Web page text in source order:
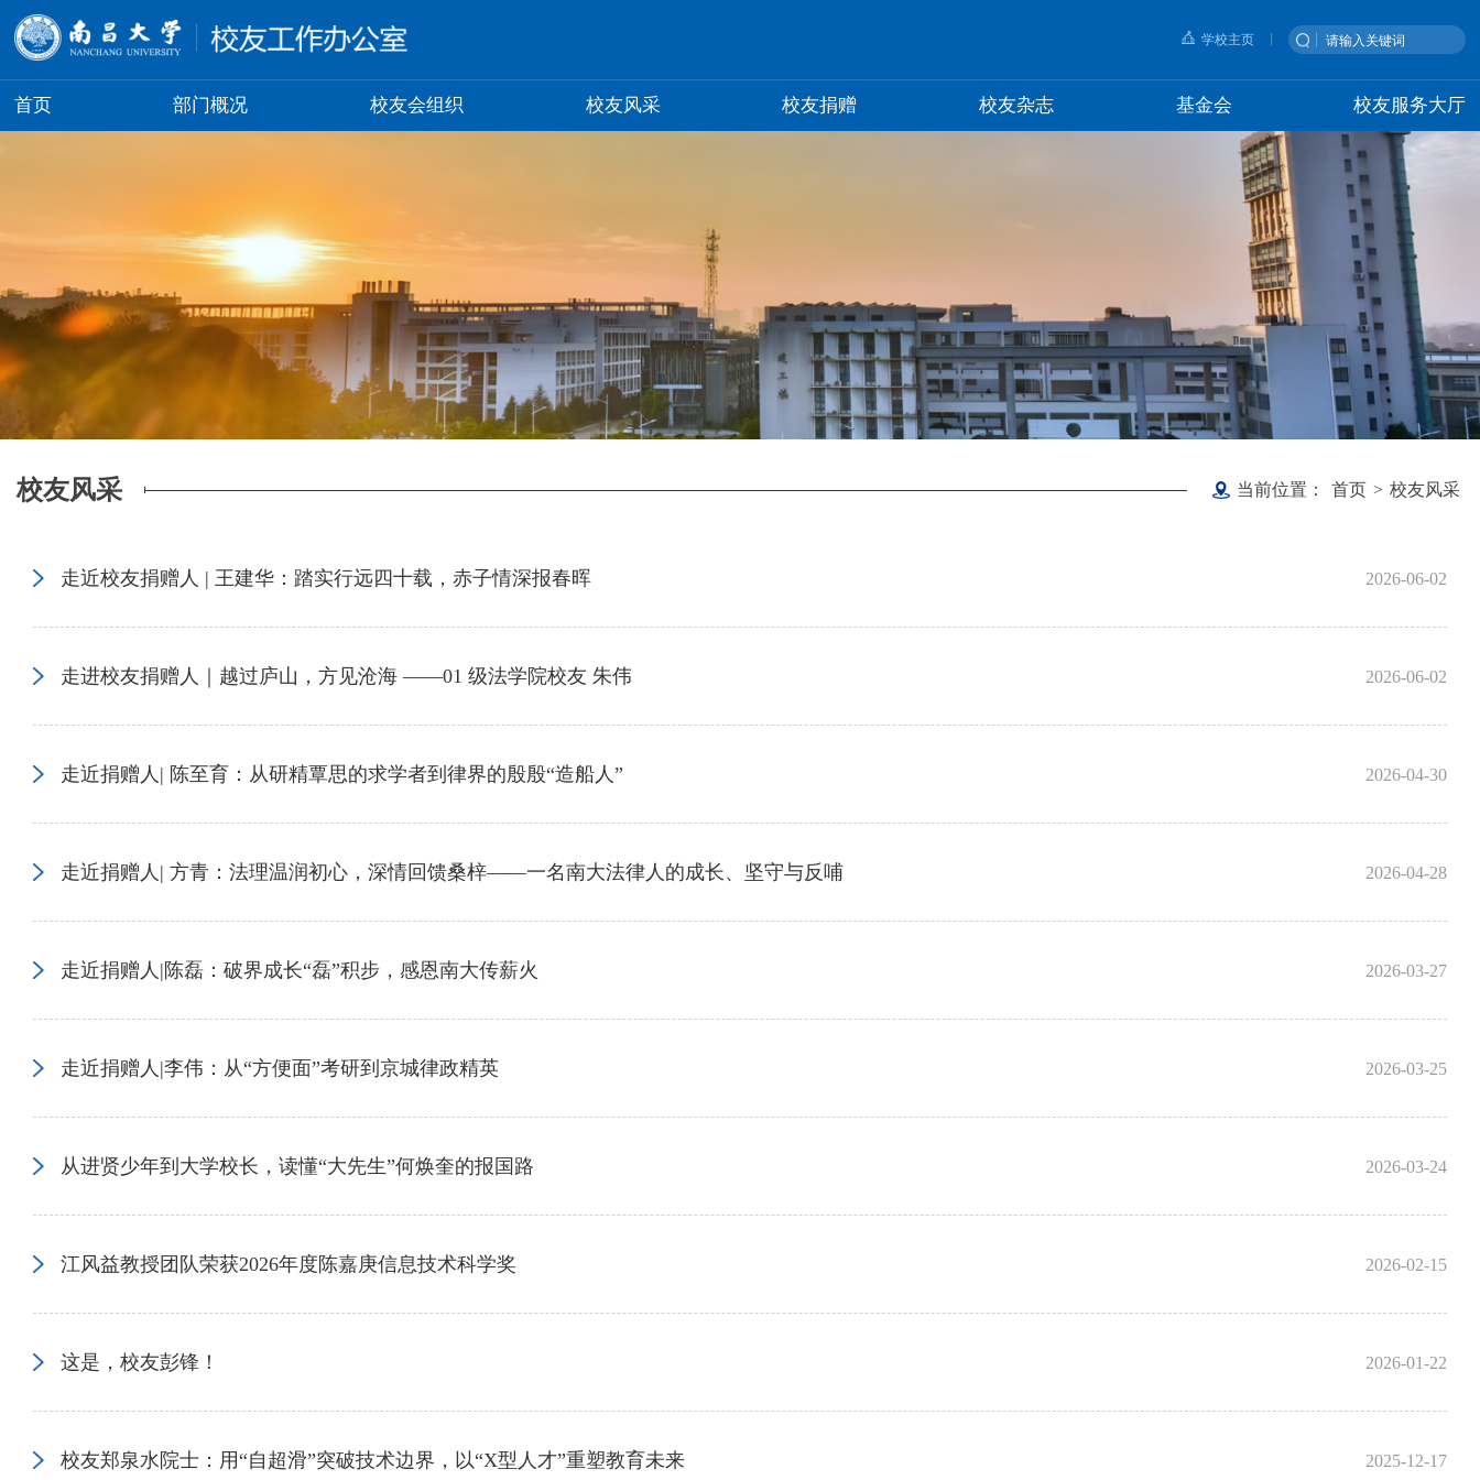
学校主页
首页 部门概况 校友会组织 校友风采 校友捐赠 校友杂志 基金会 校友服务大厅
校友风采 当前位置： 首页 > 校友风采
走近校友捐赠人 | 王建华：踏实行远四十载，赤子情深报春晖 2026-06-02
走进校友捐赠人｜越过庐山，方见沧海 ——01 级法学院校友 朱伟 2026-06-02
走近捐赠人| 陈至育：从研精覃思的求学者到律界的殷殷“造船人” 2026-04-30
走近捐赠人| 方青：法理温润初心，深情回馈桑梓——一名南大法律人的成长、坚守与反哺 2026-04-28
走近捐赠人|陈磊：破界成长“磊”积步，感恩南大传薪火 2026-03-27
走近捐赠人|李伟：从“方便面”考研到京城律政精英 2026-03-25
从进贤少年到大学校长，读懂“大先生”何焕奎的报国路 2026-03-24
江风益教授团队荣获2026年度陈嘉庚信息技术科学奖 2026-02-15
这是，校友彭锋！ 2026-01-22
校友郑泉水院士：用“自超滑”突破技术边界，以“X型人才”重塑教育未来 2025-12-17